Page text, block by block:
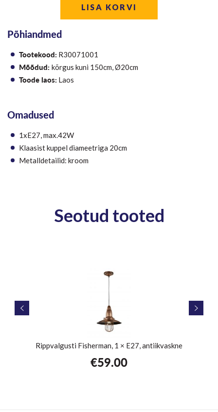
Põhiandmed
Tootekood: R30071001
Mõõdud: kõrgus kuni 150cm, Ø20cm
Toode laos: Laos
LISA KORVI
Omadused
1xE27, max.42W
Klaasist kuppel diameetriga 20cm
Metalldetailid: kroom
Seotud tooted
Rippvalgusti Fisherman, 1 × E27, antiikvaskne
€59.00